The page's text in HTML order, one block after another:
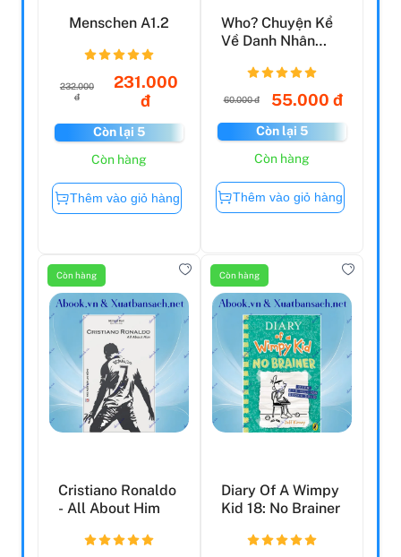
Menschen A1.2
232.000
đ
231.000
đ
Còn lại 5
Còn hàng
Thêm vào giỏ hàng
Who? Chuyện Kể
Về Danh Nhân
Jor...
60.000 đ 55.000 đ
Còn lại 5
Còn hàng
Thêm vào giỏ hàng
Còn hàng
Cristiano Ronaldo
- All About Him
Còn hàng
Diary Of A Wimpy
Kid 18: No Brainer